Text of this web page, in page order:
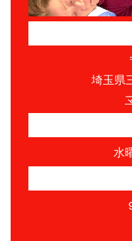
埼玉県
水